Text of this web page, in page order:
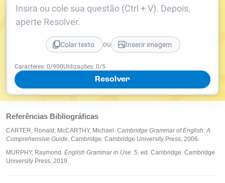
Caracteres: 0/900Utilizações: 0/5
Resolver
Insira ou cole sua questão (Ctrl + V). Depois,
aperte Resolver.
Colar texto ou Inserir imagem
Referências Bibliográficas
CARTER, Ronald; McCARTHY, Michael. Cambridge Grammar of English: A
Comprehensive Guide . Cambridge: Cambridge University Press, 2006.
MURPHY, Raymond. English Grammar in Use . 5. ed. Cambridge: Cambridge
University Press, 2019.